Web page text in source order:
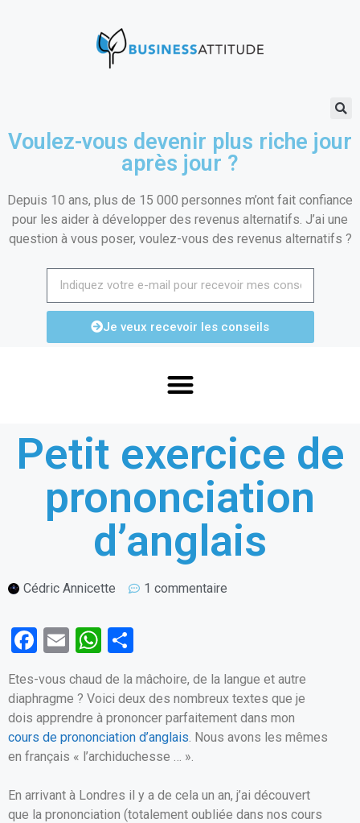
Voulez-vous devenir plus riche jour
après jour ?
Depuis 10 ans, plus de 15 000 personnes m’ont fait confiance
pour les aider à développer des revenus alternatifs. J’ai une
question à vous poser, voulez-vous des revenus alternatifs ?
Je veux recevoir les conseils
Petit exercice de
prononciation
d’anglais
Cédric Annicette 1 commentaire
F
ce
b
o
o
k
E
m
ail
W
h
at
s
A
p
p
ar
ta
g
er
Etes-vous chaud de la mâchoire, de la langue et autre
diaphragme ? Voici deux des nombreux textes que je
dois apprendre à prononcer parfaitement dans mon
cours de prononciation d’anglais. Nous avons les mêmes
en français « l’archiduchesse … ».
En arrivant à Londres il y a de cela un an, j’ai découvert
que la prononciation (totalement oubliée dans nos cours